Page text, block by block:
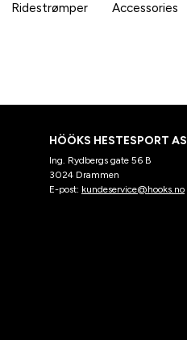
Ridestrømper Accessories
HÖÖKS HESTESPORT AS
Ing. Rydbergs gate 56 B
3024 Drammen
E-post: kundeservice@hooks.no